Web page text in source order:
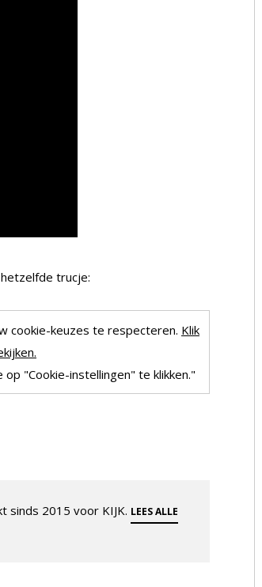
trucje:
cookie-keuzes te respecteren. Klik
"Cookie-instellingen" te klikken."
sinds 2015 voor KIJK. LEES ALLE